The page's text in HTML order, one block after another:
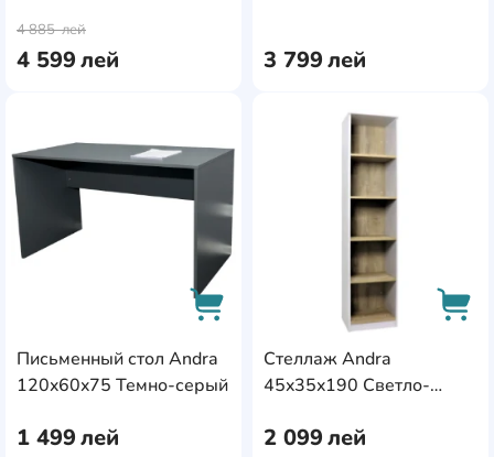
4 599лей
4 885лей
3 799лей
Письменный стол Andra
120x60x75 Темно-серый
1 499лей
AddCardToFavourite
AddCardToCart
Стеллаж Andra
45x35x190 Светло-
2 099лей